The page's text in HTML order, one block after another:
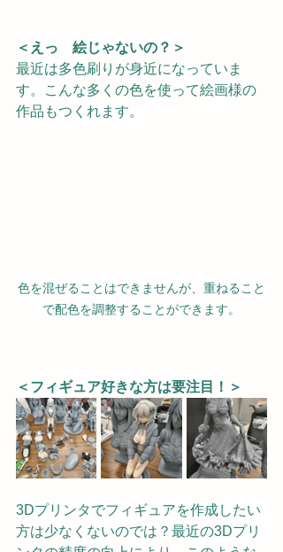
＜えっ　絵じゃないの？＞
最近は多色刷りが身近になっていま
す。こんな多くの色を使って絵画様の
作品もつくれます。
色を混ぜることはできませんが、重ねること
で配色を調整することができます。
＜フィギュア好きな方は要注目！＞
3Dプリンタでフィギュアを作成したい
方は少なくないのでは？最近の3Dプリ